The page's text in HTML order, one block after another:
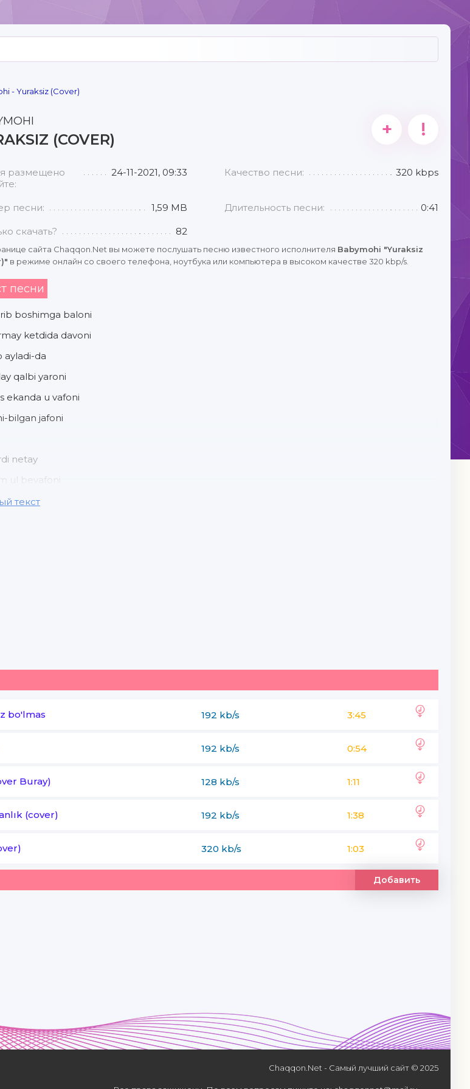
- Yuraksiz (Cover)
(COVER) + !
размещено
24-11-2021, 09:33 Качество песни: 320 kbps
песни: 1,59 MB Длительность песни: 0:41
скачать? 82
сайта Chaqqon.Net вы можете послушать песню известного исполнителя Babymohi "Yuraksiz
в режиме онлайн со своего телефона, ноутбука или компьютера в высоком качестве 320 kbp/s.
песни
boshimga baloni
ketdida davoni
ayladi-da
qalbi yaroni
ekanda u vafoni
bilgan jafoni
netay
ul bevafoni
текст
bo'lmas 192 kb/s 3:45
192 kb/s 0:54
Buray) 128 kb/s 1:11
(cover) 192 kb/s 1:38
320 kb/s 1:03
Добавить
Chaqqon.Net - Самый лучший сайт © 2025